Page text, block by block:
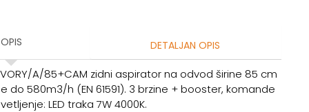
OPIS DETALJAN OPIS
A/85+CAM zidni aspirator na odvod širine 85 cm
do 580m3/h (EN 61591). 3 brzine + booster, komande
LED traka 7W 4000K.